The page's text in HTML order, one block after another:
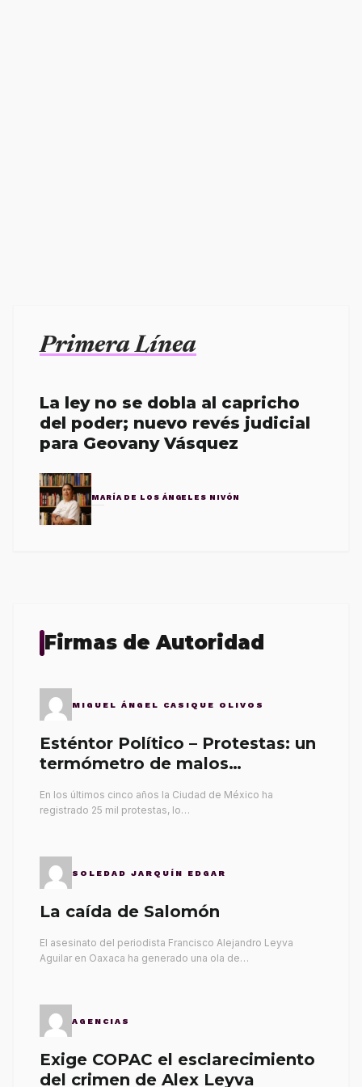
Primera Línea
La ley no se dobla al capricho
del poder; nuevo revés judicial
para Geovany Vásquez
MARÍA DE LOS ÁNGELES NIVÓN
Firmas de Autoridad
MIGUEL ÁNGEL CASIQUE OLIVOS
Esténtor Político – Protestas: un
termómetro de malos
En los últimos cinco años la Ciudad de México ha
registrado 25 mil protestas, lo…
SOLEDAD JARQUÍN EDGAR
La caída de Salomón
El asesinato del periodista Francisco Alejandro Leyva
Aguilar en Oaxaca ha generado una ola de…
AGENCIAS
Exige COPAC el esclarecimiento
del crimen de Alex Leyva